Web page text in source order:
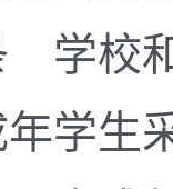
校和
学生